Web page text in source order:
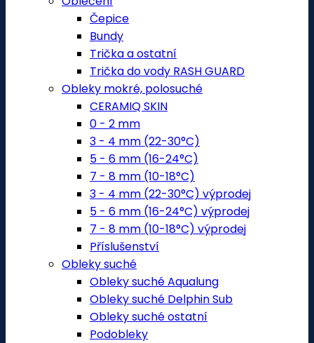
Čepice
Bundy
Trička a ostatní
Trička do vody RASH GUARD
Obleky mokré, polosuché
CERAMIQ SKIN
0 - 2 mm
3 - 4 mm (22-30°C)
5 - 6 mm (16-24°C)
7 - 8 mm (10-18°C)
3 - 4 mm (22-30°C) výprodej
5 - 6 mm (16-24°C) výprodej
7 - 8 mm (10-18°C) výprodej
Příslušenství
Obleky suché
Obleky suché Aqualung
Obleky suché Delphin Sub
Obleky suché ostatní
Podobleky